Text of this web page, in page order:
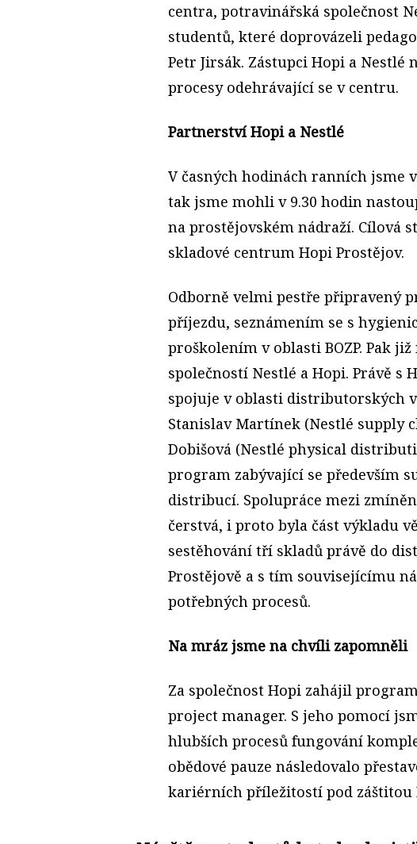
centra, potravinářská společnost
studentů, které doprovázeli
Petr Jirsák. Zástupci Hopi a Nestlé
procesy odehrávající se v centru.
Partnerství Hopi a Nestlé
V časných hodinách ranních jsme
tak jsme mohli v 9.30 hodin
na prostějovském nádraží. Cílová
skladové centrum Hopi Prostějov.
Odborně velmi pestře připravený
příjezdu, seznámením se s
proškolením v oblasti BOZP. Pak
společností Nestlé a Hopi. Právě s
spojuje v oblasti distributorských
Stanislav Martínek (Nestlé supply
Dobišová (Nestlé physical
program zabývající se především
distribucí. Spolupráce mezi
čerstvá, i proto byla část výkladu
sestěhování tří skladů právě do
Prostějově a s tím souvisejícímu
potřebných procesů.
Na mráz jsme na chvíli zapomněli
Za společnost Hopi zahájil
project manager. S jeho pomocí
hlubších procesů fungování
obědové pauze následovalo
kariérních příležitostí pod záštitou